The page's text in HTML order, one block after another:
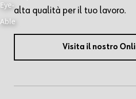
alta qualità per il tuo lavoro.
Visita il nostro